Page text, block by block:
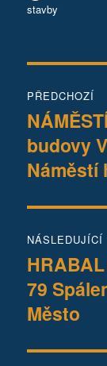
stavby
pro
PŘEDCHOZÍ
Předchozí
příspěvek:
budovy
Náměstí
NÁSLEDUJÍCÍ
Následující
příspěvek:
79
Město